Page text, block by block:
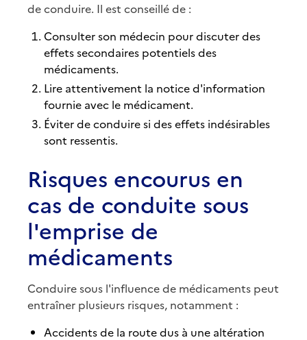
de conduire. Il est conseillé de :
Consulter son médecin pour discuter des
effets secondaires potentiels des
médicaments.
Lire attentivement la notice d'information
fournie avec le médicament.
Éviter de conduire si des effets indésirables
sont ressentis.
Risques encourus en
cas de conduite sous
l'emprise de
médicaments
Conduire sous l'influence de médicaments peut
entraîner plusieurs risques, notamment :
Accidents de la route dus à une altération